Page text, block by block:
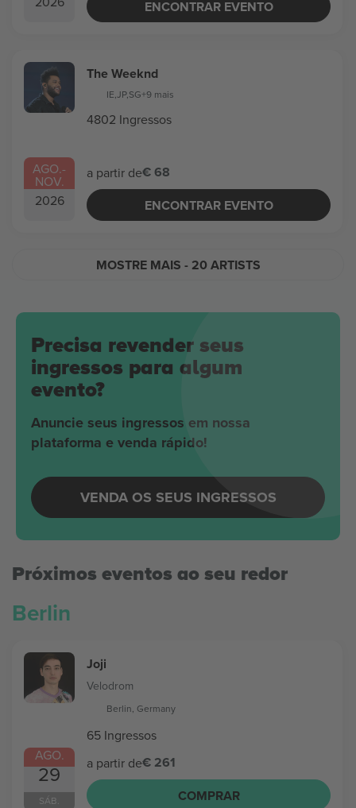
ENCONTRAR EVENTO
AGO.-
NOV.
2026
The Weeknd
IE,JP,SG+9 mais
4802 Ingressos
a partir de€ 68
ENCONTRAR EVENTO
MOSTRE MAIS - 20 ARTISTS
Precisa revender seus
ingressos para algum
evento?
Anuncie seus ingressos em nossa
plataforma e venda rápido!
VENDA OS SEUS INGRESSOS
Próximos eventos ao seu redor
Berlin
AGO.
29
SÁB.
Joji
Velodrom
Berlin, Germany
65 Ingressos
a partir de€ 261
COMPRAR